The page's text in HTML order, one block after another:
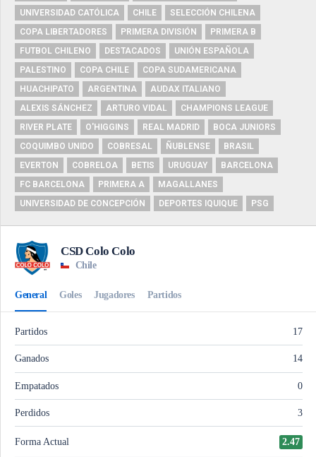
UNIVERSIDAD CATÓLICA
CHILE
SELECCIÓN CHILENA
COPA LIBERTADORES
PRIMERA DIVISIÓN
PRIMERA B
FUTBOL CHILENO
DESTACADOS
UNIÓN ESPAÑOLA
PALESTINO
COPA CHILE
COPA SUDAMERICANA
HUACHIPATO
ARGENTINA
AUDAX ITALIANO
ALEXIS SÁNCHEZ
ARTURO VIDAL
CHAMPIONS LEAGUE
RIVER PLATE
O'HIGGINS REAL MADRID
BOCA JUNIORS
COQUIMBO UNIDO
COBRESAL ÑUBLENSE
BRASIL
EVERTON
COBRELOA BETIS URUGUAY
BARCELONA
FC BARCELONA
PRIMERA A
MAGALLANES
UNIVERSIDAD DE CONCEPCIÓN
DEPORTES IQUIQUE PSG